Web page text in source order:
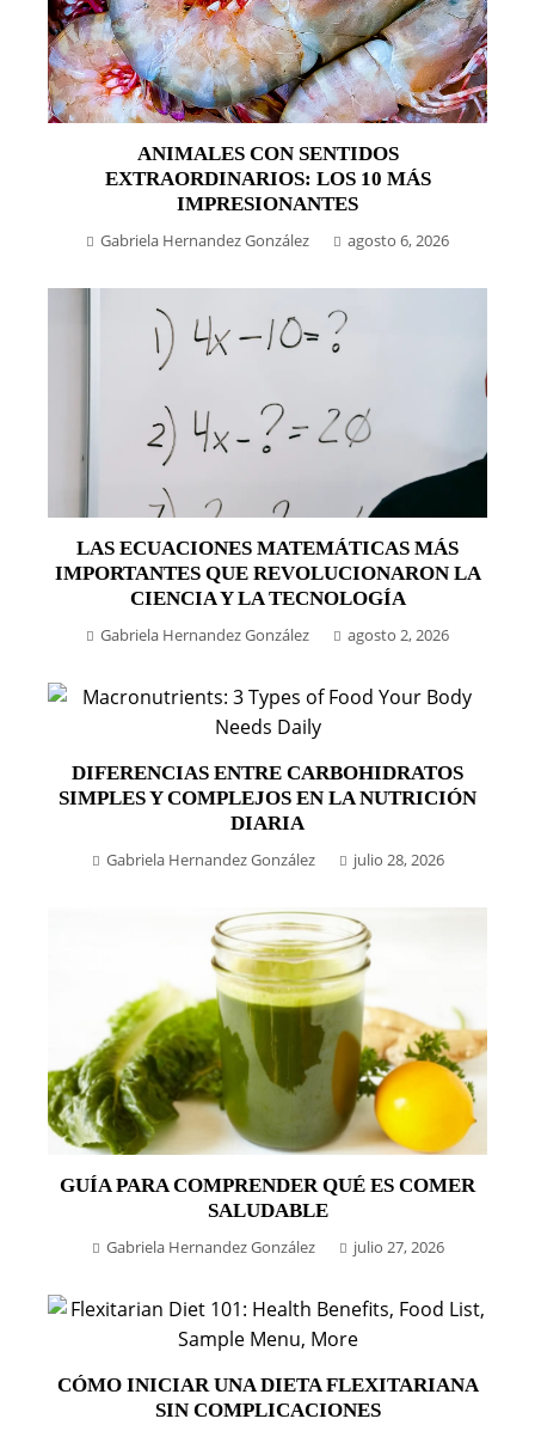
ANIMALES CON SENTIDOS
EXTRAORDINARIOS: LOS 10 MÁS
IMPRESIONANTES
Gabriela Hernandez González agosto 6, 2026
LAS ECUACIONES MATEMÁTICAS MÁS
IMPORTANTES QUE REVOLUCIONARON LA
CIENCIA Y LA TECNOLOGÍA
Gabriela Hernandez González agosto 2, 2026
DIFERENCIAS ENTRE CARBOHIDRATOS
SIMPLES Y COMPLEJOS EN LA NUTRICIÓN
DIARIA
Gabriela Hernandez González julio 28, 2026
GUÍA PARA COMPRENDER QUÉ ES COMER
SALUDABLE
Gabriela Hernandez González julio 27, 2026
CÓMO INICIAR UNA DIETA FLEXITARIANA
SIN COMPLICACIONES